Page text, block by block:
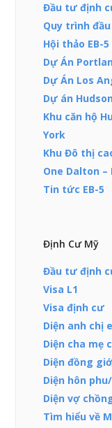
Đầu tư định
Quy trình
Hội thảo EB-5
Dự Án
Dự Án Los
Dự án
Khu căn hộ
York
Khu Đô thị
One Dalton –
Tin tức EB-5
Định Cư Mỹ
Đầu tư định
Visa L1
Visa định cư
Diện anh chị
Diện cha mẹ
Diện đồng
Diện hôn
Diện vợ
Tìm hiểu về